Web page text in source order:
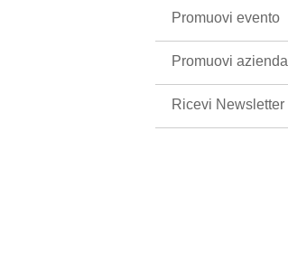
Promuovi evento
Promuovi azienda
Ricevi Newsletter